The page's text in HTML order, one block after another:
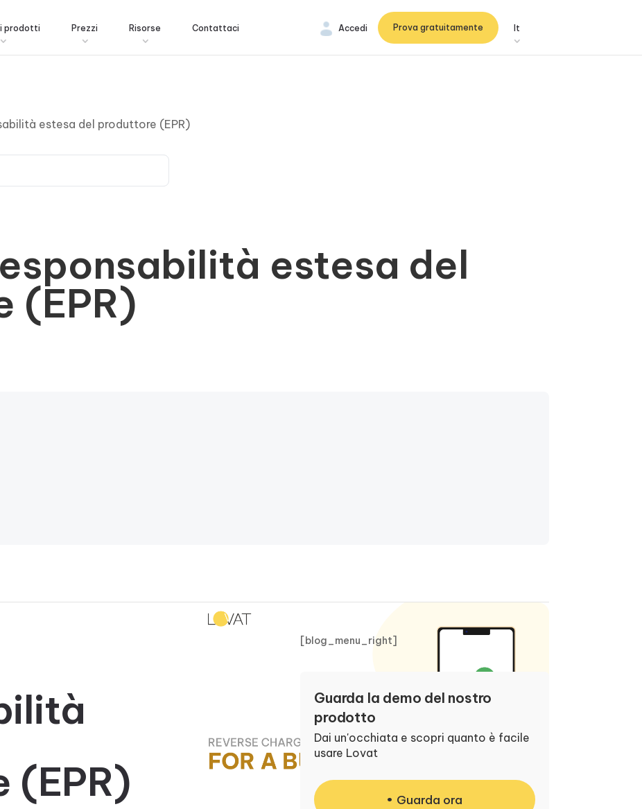
prodotti Prezzi Risorse Contattaci It
Prova gratuitamente
Accedi
estesa del produttore (EPR)
estesa del
(EPR)
(EPR)
[blog_menu_right]
Guarda la demo del nostro
prodotto
Dai un'occhiata e scopri quanto è facile
usare Lovat
Guarda ora